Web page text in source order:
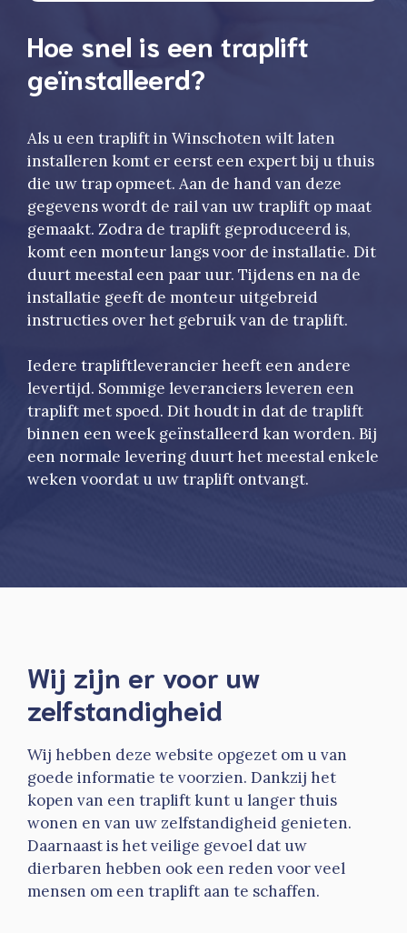
Hoe snel is een traplift
geïnstalleerd?
Als u een traplift in Winschoten wilt laten
installeren komt er eerst een expert bij u thuis
die uw trap opmeet. Aan de hand van deze
gegevens wordt de rail van uw traplift op maat
gemaakt. Zodra de traplift geproduceerd is,
komt een monteur langs voor de installatie. Dit
duurt meestal een paar uur. Tijdens en na de
installatie geeft de monteur uitgebreid
instructies over het gebruik van de traplift.
Iedere trapliftleverancier heeft een andere
levertijd. Sommige leveranciers leveren een
traplift met spoed. Dit houdt in dat de traplift
binnen een week geïnstalleerd kan worden. Bij
een normale levering duurt het meestal enkele
weken voordat u uw traplift ontvangt.
Wij zijn er voor uw
zelfstandigheid
Wij hebben deze website opgezet om u van
goede informatie te voorzien. Dankzij het
kopen van een traplift kunt u langer thuis
wonen en van uw zelfstandigheid genieten.
Daarnaast is het veilige gevoel dat uw
dierbaren hebben ook een reden voor veel
mensen om een traplift aan te schaffen.